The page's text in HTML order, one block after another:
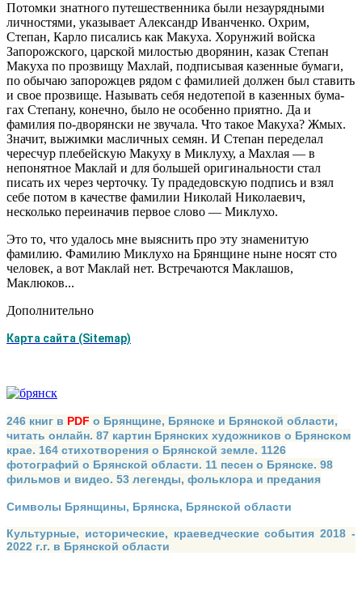
Потомки знатного путешественника были незаурядными
личностя­ми, указывает Александр Иванченко. Охрим,
Степан, Карло писались как Макуха. Хорунжий войска
Запорожского, царской милостью дво­рянин, казак Степан
Макуха по прозвищу Махлай, подписывая казен­ные бумаги,
по обычаю запорожцев рядом с фамилией должен был ставить
и свое прозвище. Называть себя недотепой в казенных бума­
гах Степану, конечно, было не особенно приятно. Да и
фамилия по-дворянски не звучала. Что такое Макуха? Жмых.
Значит, выжимки масличных семян. И Степан переделал
чересчур плебейскую Макуху в Миклуху, а Махлая — в
непонятное Маклай и для большей оригиналь­ности стал
писать их через черточку. Ту прадедовскую подпись и взял
себе потом в качестве фамилии Николай Николаевич,
несколько пере­иначив первое слово — Миклухо.
Это то, что удалось мне выяснить про эту знаменитую
фамилию. Фамилию Миклухо на Брянщине ныне носят сто
человек, а вот Мак­лай нет. Встречаются Маклашов,
Маклюков...
Дополнительно
Карта сайта (Sitemap)
246 книг в PDF о Брянщине, Брянске и Брянской области,
читать онлайн. 87 картин Брянских художников о Брянском
крае. 164 стихотворения о Брянской земле. 1126
фотографий о Брянской области. 11 песен о Брянске. 98
фильмов и видео. 53 легенды, фольклора и предания
Символы Брянщины, Брянска, Брянской области
Культурные, исторические, краеведческие события 2018 -
2022 г.г. в Брянской области